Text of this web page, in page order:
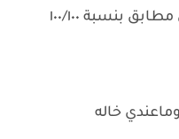
بنسبة ١٠٠/١٠٠
خاله